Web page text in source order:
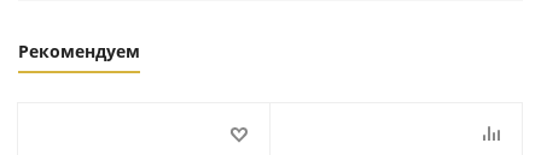
Рекомендуем